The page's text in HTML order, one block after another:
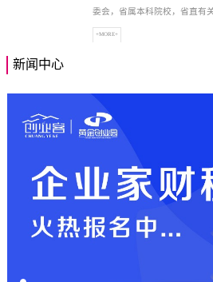
委会，省属本科院校，省直有
+MORE+
新闻中心